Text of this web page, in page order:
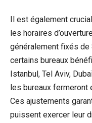
Il est également⁣
les horaires
‌généralement fixés de
certains bureaux
Istanbul, Tel Aviv,
les bureaux​ fermeront
Ces ajustements
puissent exercer leur